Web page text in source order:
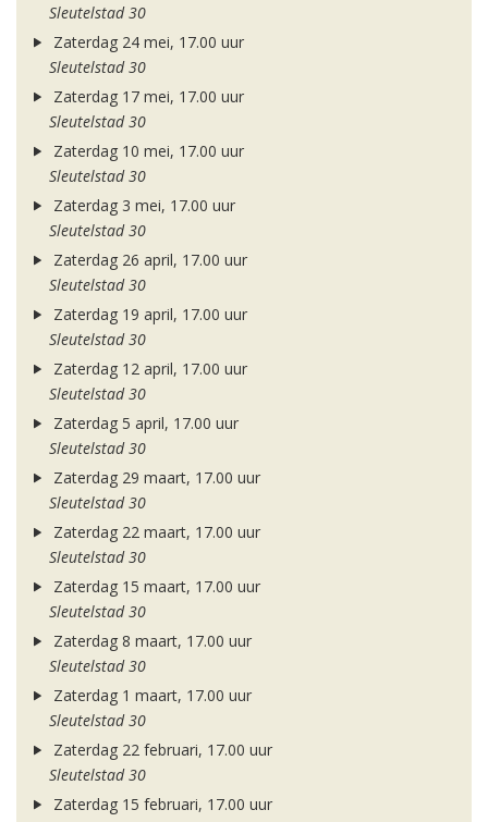
Sleutelstad 30
Zaterdag 24 mei, 17.00 uur
Sleutelstad 30
Zaterdag 17 mei, 17.00 uur
Sleutelstad 30
Zaterdag 10 mei, 17.00 uur
Sleutelstad 30
Zaterdag 3 mei, 17.00 uur
Sleutelstad 30
Zaterdag 26 april, 17.00 uur
Sleutelstad 30
Zaterdag 19 april, 17.00 uur
Sleutelstad 30
Zaterdag 12 april, 17.00 uur
Sleutelstad 30
Zaterdag 5 april, 17.00 uur
Sleutelstad 30
Zaterdag 29 maart, 17.00 uur
Sleutelstad 30
Zaterdag 22 maart, 17.00 uur
Sleutelstad 30
Zaterdag 15 maart, 17.00 uur
Sleutelstad 30
Zaterdag 8 maart, 17.00 uur
Sleutelstad 30
Zaterdag 1 maart, 17.00 uur
Sleutelstad 30
Zaterdag 22 februari, 17.00 uur
Sleutelstad 30
Zaterdag 15 februari, 17.00 uur